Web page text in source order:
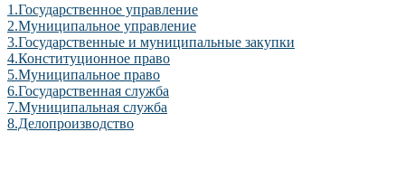
1.Государственное управление
2.Муниципальное управление
3.Государственные и муниципальные закупки
4.Конституционное право
5.Муниципальное право
6.Государственная служба
7.Муниципальная служба
8.Делопроизводство